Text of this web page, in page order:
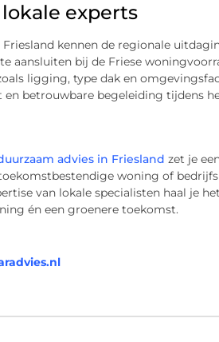
experts
Friesland kennen de regionale
aansluiten bij de Friese
ligging, type dak en
betrouwbare begeleiding tijdens
advies in Friesland zet je
woning of
van lokale specialisten haal je
én een groenere toekomst.